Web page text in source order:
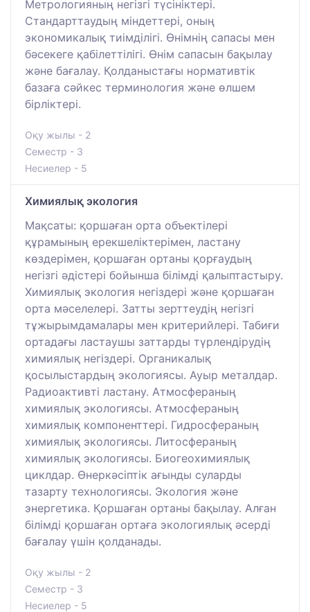
Метрологияның негізгі түсініктері.
Стандарттаудың міндеттері, оның
экономикалық тиімділігі. Өнімнің сапасы мен
бәсекеге қабілеттілігі. Өнім сапасын бақылау
және бағалау. Қолданыстағы нормативтік
базаға сәйкес терминология және өлшем
бірліктері.
Оқу жылы - 2
Семестр - 3
Несиелер - 5
Химиялық экология
Мақсаты: қоршаған орта объектілері
құрамының ерекшеліктерімен, ластану
көздерімен, қоршаған ортаны қорғаудың
негізгі әдістері бойынша білімді қалыптастыру.
Химиялық экология негіздері және қоршаған
орта мәселелері. Затты зерттеудің негізгі
тұжырымдамалары мен критерийлері. Табиғи
ортадағы ластаушы заттарды түрлендірудің
химиялық негіздері. Органикалық
қосылыстардың экологиясы. Ауыр металдар.
Радиоактивті ластану. Атмосфераның
химиялық экологиясы. Атмосфераның
химиялық компоненттері. Гидросфераның
химиялық экологиясы. Литосфераның
химиялық экологиясы. Биогеохимиялық
циклдар. Өнеркәсіптік ағынды суларды
тазарту технологиясы. Экология және
энергетика. Қоршаған ортаны бақылау. Алған
білімді қоршаған ортаға экологиялық әсерді
бағалау үшін қолданады.
Оқу жылы - 2
Семестр - 3
Несиелер - 5